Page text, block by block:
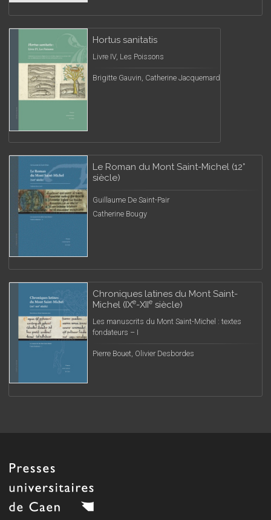
Hortus sanitatis
Livre IV, Les Poissons
Brigitte Gauvin, Catherine Jacquemard
Le Roman du Mont Saint-Michel (12°
siècle)
Guillaume De Saint-Pair
Catherine Bougy
Chroniques latines du Mont Saint-
Michel (IXe-XIIe siècle)
Les manuscrits du Mont Saint-Michel : textes
fondateurs – I
Pierre Bouet, Olivier Desbordes